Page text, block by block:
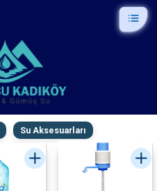
Su Aksesuarları